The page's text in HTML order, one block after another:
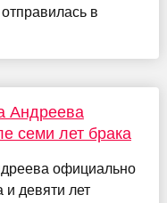
в
Андреева
семи лет брака
официально
и девяти лет